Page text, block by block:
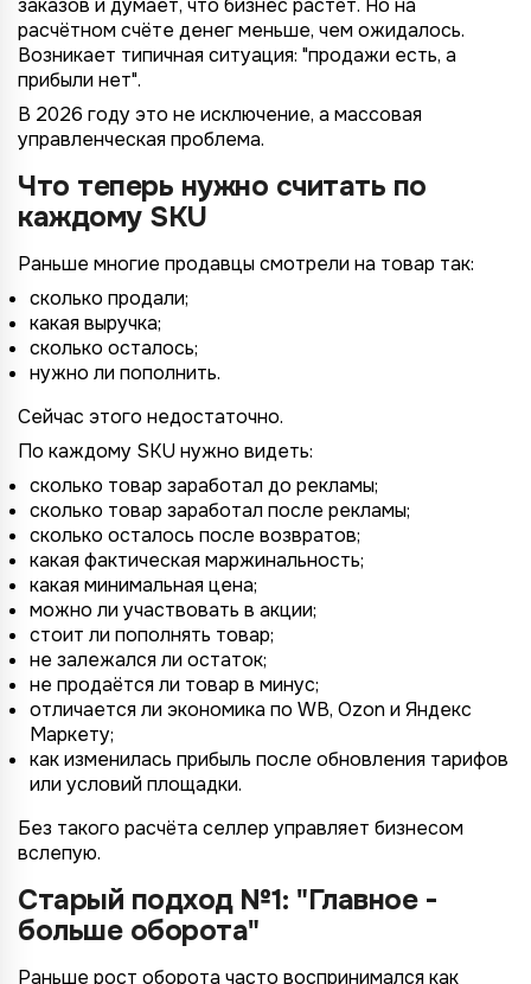
заказов и думает, что бизнес растёт. Но на
расчётном счёте денег меньше, чем ожидалось.
Возникает типичная ситуация: "продажи есть, а
прибыли нет".
В 2026 году это не исключение, а массовая
управленческая проблема.
Что теперь нужно считать по
каждому SKU
Раньше многие продавцы смотрели на товар так:
сколько продали;
какая выручка;
сколько осталось;
нужно ли пополнить.
Сейчас этого недостаточно.
По каждому SKU нужно видеть:
сколько товар заработал до рекламы;
сколько товар заработал после рекламы;
сколько осталось после возвратов;
какая фактическая маржинальность;
какая минимальная цена;
можно ли участвовать в акции;
стоит ли пополнять товар;
не залежался ли остаток;
не продаётся ли товар в минус;
отличается ли экономика по WB, Ozon и Яндекс
Маркету;
как изменилась прибыль после обновления тарифов
или условий площадки.
Без такого расчёта селлер управляет бизнесом
вслепую.
Старый подход №1: "Главное -
больше оборота"
Раньше рост оборота часто воспринимался как